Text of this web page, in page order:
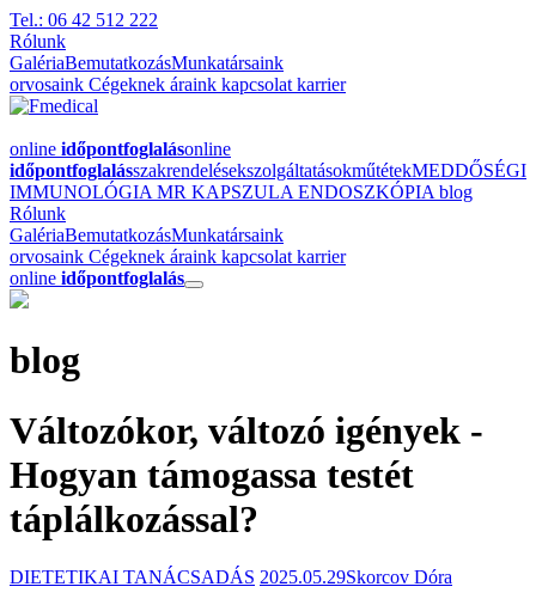
Tel.: 06 42 512 222
Rólunk
GalériaBemutatkozásMunkatársaink
orvosaink Cégeknek áraink kapcsolat karrier
online időpontfoglalásonline
időpontfoglalásszakrendelésekszolgáltatásokműtétekMEDDŐSÉGI
IMMUNOLÓGIA MR KAPSZULA ENDOSZKÓPIA blog
Rólunk
GalériaBemutatkozásMunkatársaink
orvosaink Cégeknek áraink kapcsolat karrier
online időpontfoglalás
blog
Változókor, változó igények -
Hogyan támogassa testét
táplálkozással?
DIETETIKAI TANÁCSADÁS 2025.05.29Skorcov Dóra